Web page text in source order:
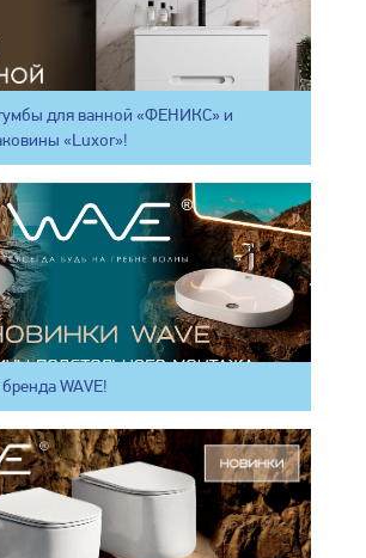
для ванной «ФЕНИКС» и
«Luxor»!
WAVE!